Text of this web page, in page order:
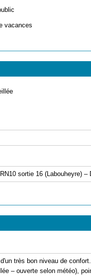
vacances
sortie 16 (Labouheyre)
très bon niveau de
– ouverte selon météo),